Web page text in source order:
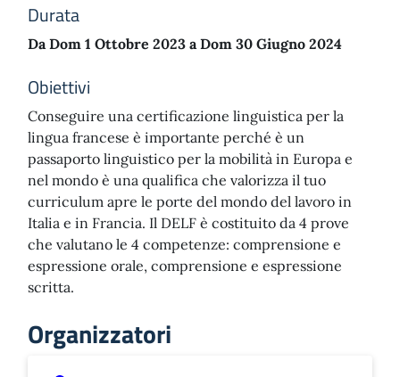
Durata
Da Dom 1 Ottobre 2023 a Dom 30 Giugno 2024
Obiettivi
Conseguire una certificazione linguistica per la
lingua francese è importante perché è un
passaporto linguistico per la mobilità in Europa e
nel mondo è una qualifica che valorizza il tuo
curriculum apre le porte del mondo del lavoro in
Italia e in Francia. Il DELF è costituito da 4 prove
che valutano le 4 competenze: comprensione e
espressione orale, comprensione e espressione
scritta.
Organizzatori